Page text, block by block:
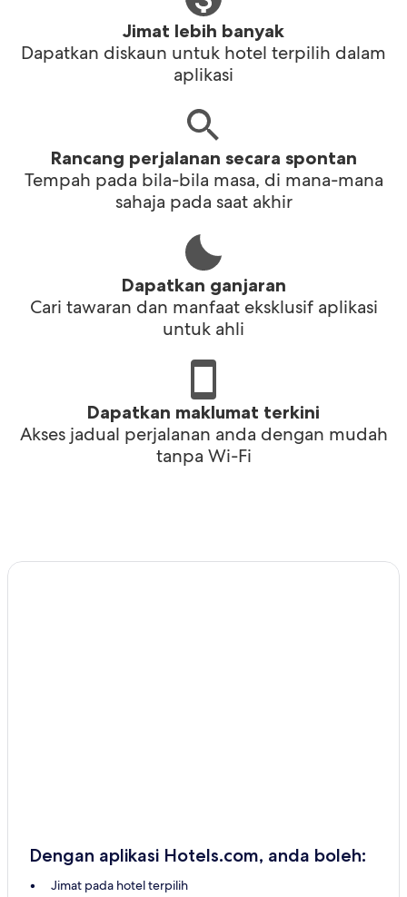
Jimat lebih banyak
Dapatkan diskaun untuk hotel terpilih dalam
aplikasi
Rancang perjalanan secara spontan
Tempah pada bila-bila masa, di mana-mana
sahaja pada saat akhir
Dapatkan ganjaran
Cari tawaran dan manfaat eksklusif aplikasi
untuk ahli
Dapatkan maklumat terkini
Akses jadual perjalanan anda dengan mudah
tanpa Wi-Fi
Dengan aplikasi Hotels.com, anda boleh:
Jimat pada hotel terpilih